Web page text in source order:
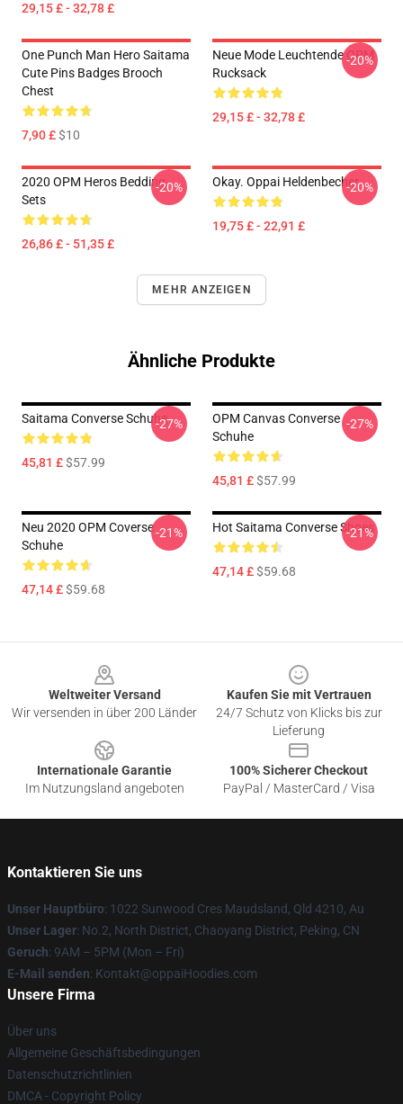
29,15 £ - 32,78 £
One Punch Man Hero Saitama
Cute Pins Badges Brooch
Chest
7,90 £$10
Neue Mode Leuchtende OPM
Rucksack
29,15 £ - 32,78 £
-20%
2020 OPM Heros Bedding
Sets
26,86 £ - 51,35 £
-20% Okay. Oppai Heldenbecher
19,75 £ - 22,91 £
-20%
MEHR ANZEIGEN
Ähnliche Produkte
Saitama Converse Schuhe
45,81 £$57.99
-27%
OPM Canvas Converse
Schuhe
45,81 £$57.99
-27%
Neu 2020 OPM Coverse
Schuhe
47,14 £$59.68
-21% Hot Saitama Converse Shoes
47,14 £$59.68
-21%
Weltweiter Versand
Wir versenden in über 200 Länder
Kaufen Sie mit Vertrauen
24/7 Schutz von Klicks bis zur
Lieferung
Internationale Garantie
Im Nutzungsland angeboten
100% Sicherer Checkout
PayPal / MasterCard / Visa
Kontaktieren Sie uns
Unser Hauptbüro: 1022 Sunwood Cres Maudsland, Qld 4210, Au
Unser Lager: No.2, North District, Chaoyang District, Peking, CN
Geruch: 9AM – 5PM (Mon – Fri)
E-Mail senden: Kontakt@oppaiHoodies.com
Unsere Firma
Über uns
Allgemeine Geschäftsbedingungen
Datenschutzrichtlinien
DMCA - Copyright Policy